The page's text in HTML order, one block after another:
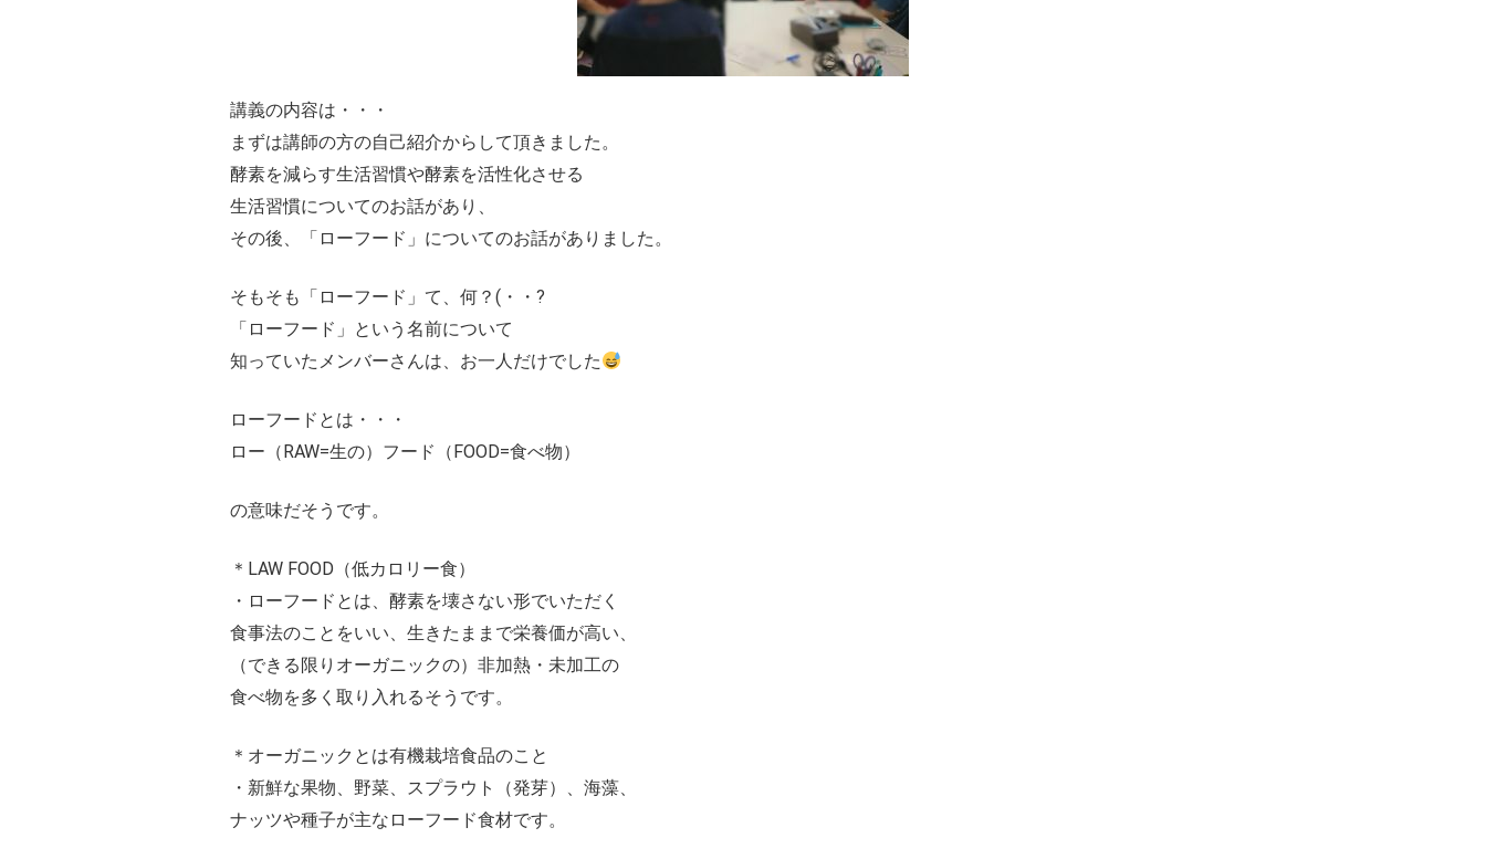
講義の内容は・・・
まずは講師の方の自己紹介からして頂きました。
酵素を減らす生活習慣や酵素を活性化させる
生活習慣についてのお話があり、
その後、「ローフード」についてのお話がありました。
そもそも「ローフード」て、何？(・・?
「ローフード」という名前について
知っていたメンバーさんは、お一人だけでした
ローフードとは・・・
ロー（RAW=生の）フード（FOOD=食べ物）
の意味だそうです。
＊LAW FOOD（低カロリー食）
・ローフードとは、酵素を壊さない形でいただく
食事法のことをいい、生きたままで栄養価が高い、
（できる限りオーガニックの）非加熱・未加工の
食べ物を多く取り入れるそうです。
＊オーガニックとは有機栽培食品のこと
・新鮮な果物、野菜、スプラウト（発芽）、海藻、
ナッツや種子が主なローフード食材です。